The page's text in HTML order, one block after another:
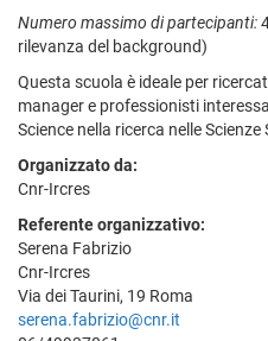
Numero massimo di partecipanti:
rilevanza del background)
Questa scuola è ideale per
manager e professionisti
Science nella ricerca nelle Scienze
Organizzato da:
Cnr-Ircres
Referente organizzativo:
Serena Fabrizio
Cnr-Ircres
Via dei Taurini, 19 Roma
serena.fabrizio@cnr.it